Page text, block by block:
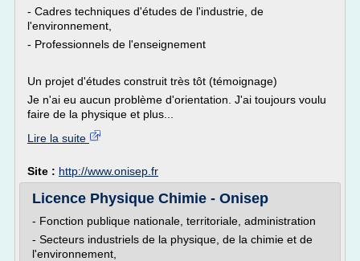
- Cadres techniques d'études de l'industrie, de
l'environnement,
- Professionnels de l'enseignement
Un projet d'études construit très tôt (témoignage)
Je n'ai eu aucun problème d'orientation. J'ai toujours voulu
faire de la physique et plus...
Lire la suite
Site : http://www.onisep.fr
Licence Physique Chimie - Onisep
- Fonction publique nationale, territoriale, administration
- Secteurs industriels de la physique, de la chimie et de
l'environnement,